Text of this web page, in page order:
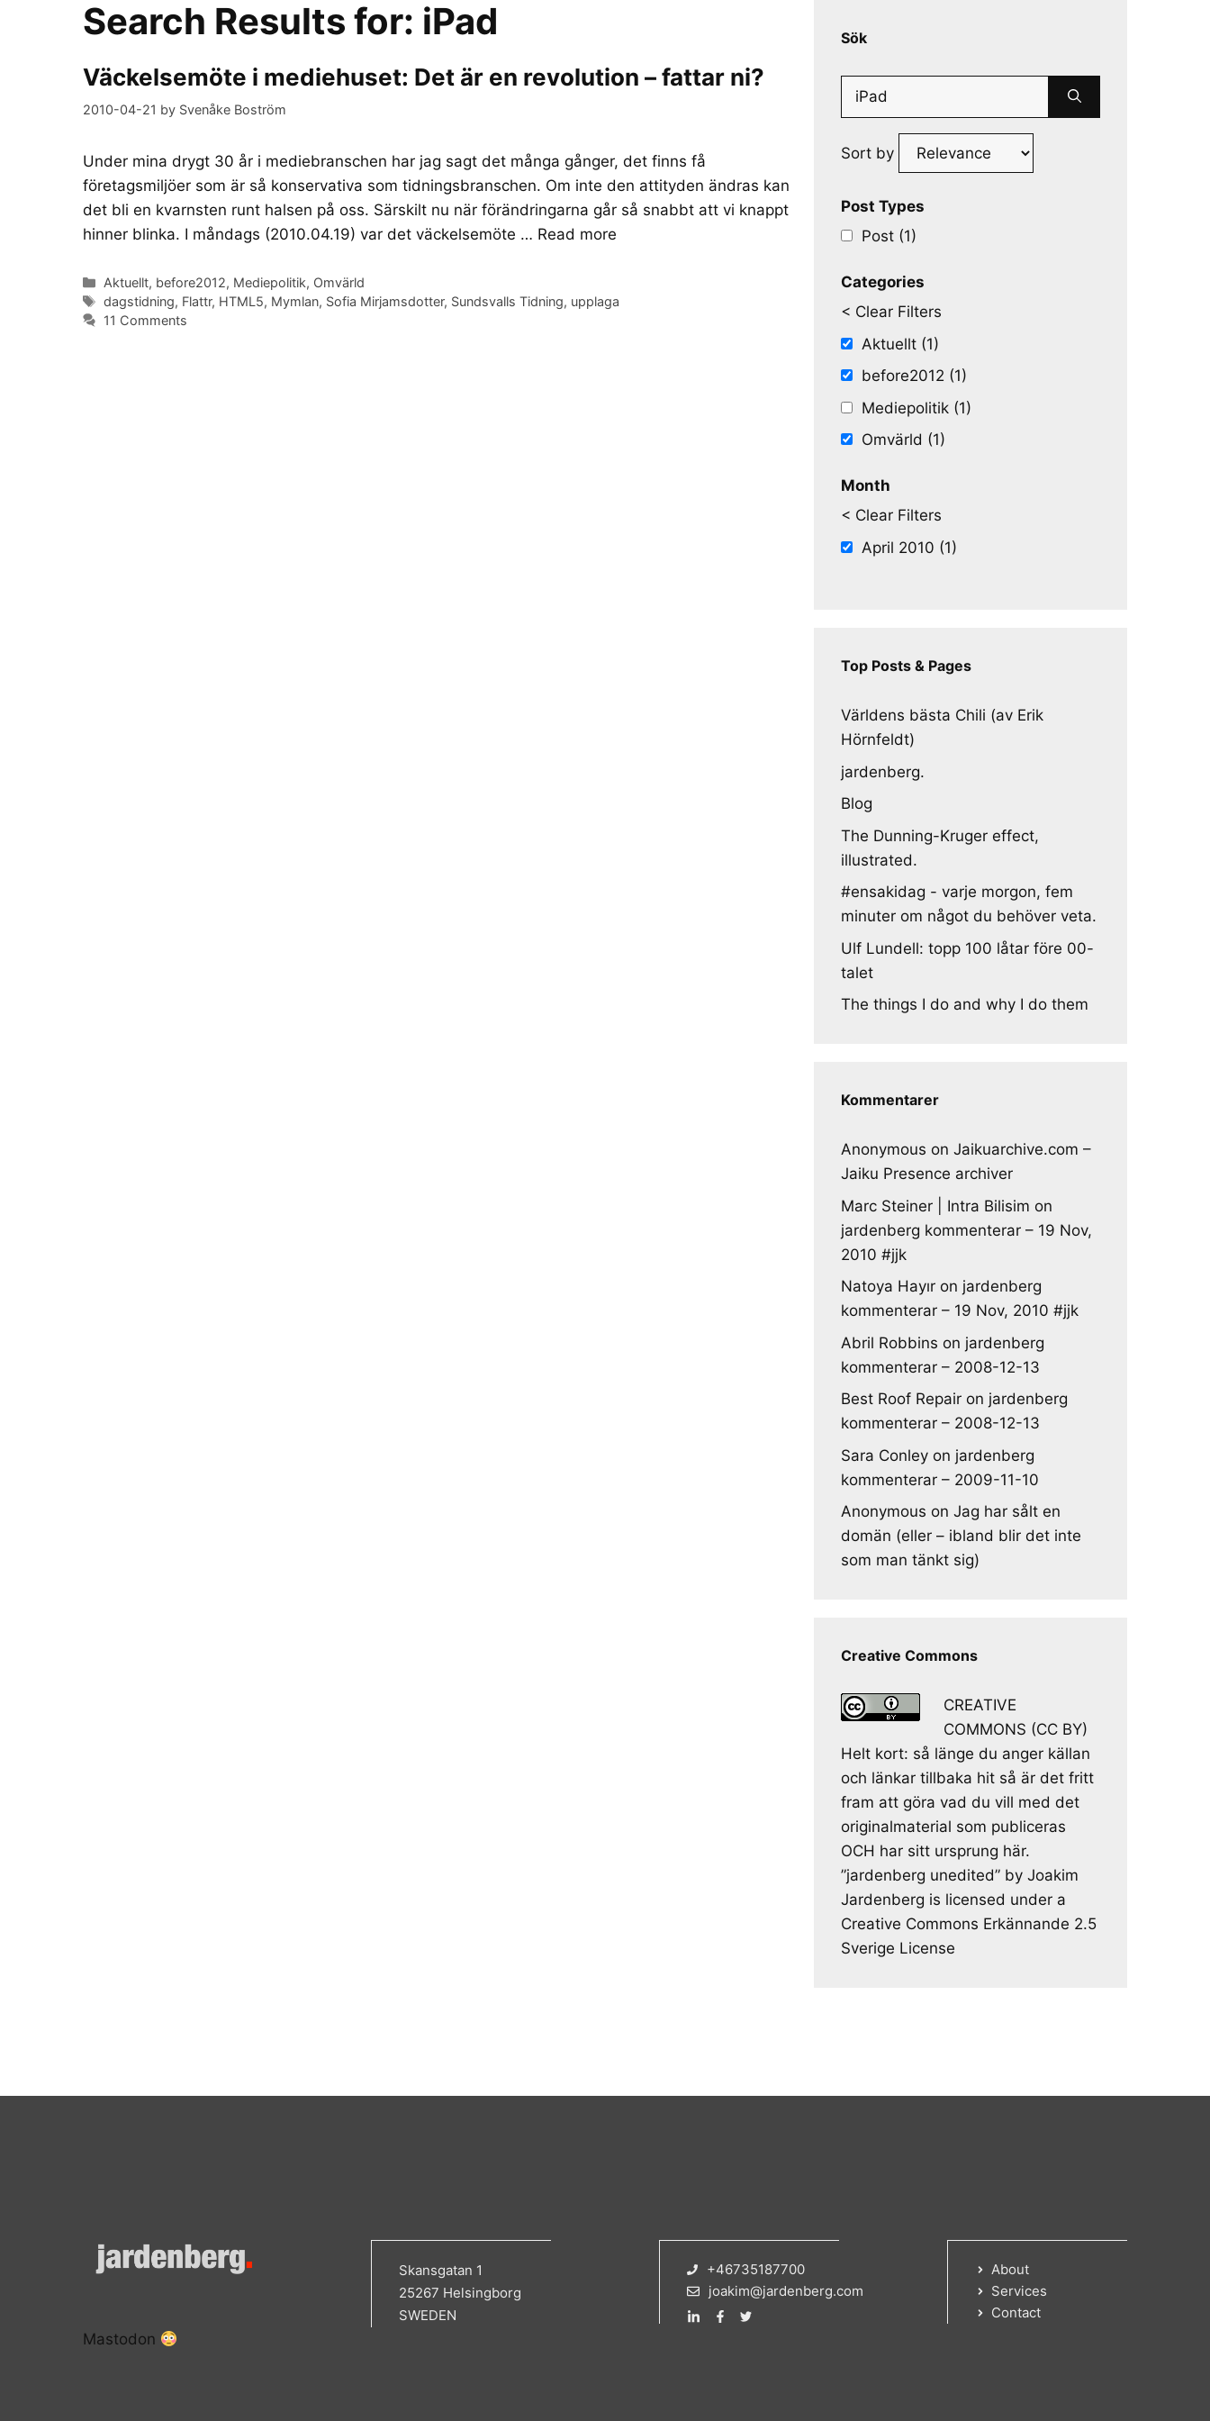
Search Results for: iPad
Väckelsemöte i mediehuset: Det är en revolution – fattar ni?
2010-04-21 by Svenåke Boström
Under mina drygt 30 år i mediebranschen har jag sagt det många gånger, det finns få
företagsmiljöer som är så konservativa som tidningsbranschen. Om inte den attityden ändras kan
det bli en kvarnsten runt halsen på oss. Särskilt nu när förändringarna går så snabbt att vi knappt
hinner blinka. I måndags (2010.04.19) var det väckelsemöte … Read more
Categories
Aktuellt, before2012, Mediepolitik, Omvärld
Tags
dagstidning, Flattr, HTML5, Mymlan, Sofia Mirjamsdotter, Sundsvalls Tidning, upplaga
11 Comments
Sök
Search
Sort by
Post Types
Post (1)
Categories
< Clear Filters
Aktuellt (1)
before2012 (1)
Mediepolitik (1)
Omvärld (1)
Month
< Clear Filters
April 2010 (1)
Top Posts & Pages
Världens bästa Chili (av Erik
Hörnfeldt)
jardenberg.
Blog
The Dunning-Kruger effect,
illustrated.
#ensakidag - varje morgon, fem
minuter om något du behöver veta.
Ulf Lundell: topp 100 låtar före 00-
talet
The things I do and why I do them
Kommentarer
Anonymous on Jaikuarchive.com –
Jaiku Presence archiver
Marc Steiner | Intra Bilisim on
jardenberg kommenterar – 19 Nov,
2010 #jjk
Natoya Hayır on jardenberg
kommenterar – 19 Nov, 2010 #jjk
Abril Robbins on jardenberg
kommenterar – 2008-12-13
Best Roof Repair on jardenberg
kommenterar – 2008-12-13
Sara Conley on jardenberg
kommenterar – 2009-11-10
Anonymous on Jag har sålt en
domän (eller – ibland blir det inte
som man tänkt sig)
Creative Commons
CREATIVE
COMMONS (CC BY)
Helt kort: så länge du anger källan
och länkar tillbaka hit så är det fritt
fram att göra vad du vill med det
originalmaterial som publiceras
OCH har sitt ursprung här.
”jardenberg unedited” by Joakim
Jardenberg is licensed under a
Creative Commons Erkännande 2.5
Sverige License
Skansgatan 1
25267 Helsingborg
SWEDEN
+46735187700
joakim@jardenberg.com
About
Services
Contact
Mastodon